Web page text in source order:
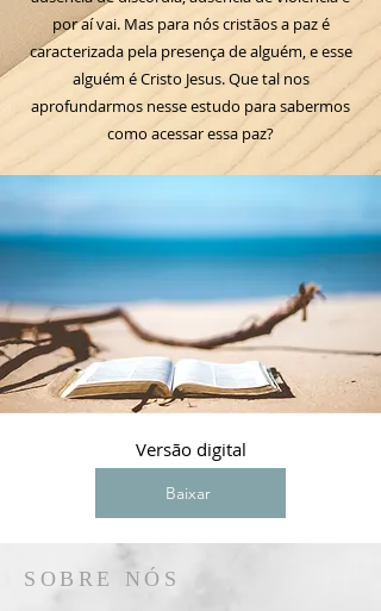
por aí vai. Mas para nós cristãos a paz é
caracterizada pela presença de alguém, e esse
alguém é Cristo Jesus. Que tal nos
aprofundarmos nesse estudo para sabermos
como acessar essa paz?
Versão digital
Baixar
SOBRE NÓS